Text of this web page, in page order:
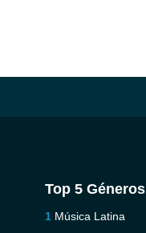
Top 5 Géneros
Música Latina